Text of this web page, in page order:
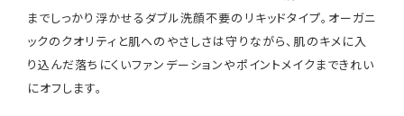
までしっかり浮かせるダブル洗顔不要のリキッドタイプ。オーガニ
ックのクオリティと肌へのやさしさは守りながら、肌のキメに入
り込んだ落ちにくいファンデーションやポイントメイクまできれい
にオフします。